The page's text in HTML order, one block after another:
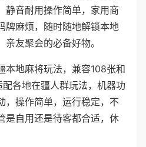
静音耐用操作简单，家用商
牌麻烦，随时随地解锁本地
友聚会的必备好物。
本地麻将玩法，兼容108张和
各地在疆人群玩法，机器功
，操作简单，运行稳定，不
是自用还是待客都合适，休